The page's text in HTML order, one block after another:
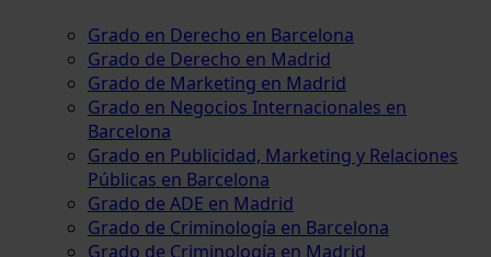
Grado en Derecho en Barcelona
Grado de Derecho en Madrid
Grado de Marketing en Madrid
Grado en Negocios Internacionales en
Barcelona
Grado en Publicidad, Marketing y Relaciones
Públicas en Barcelona
Grado de ADE en Madrid
Grado de Criminología en Barcelona
Grado de Criminología en Madrid